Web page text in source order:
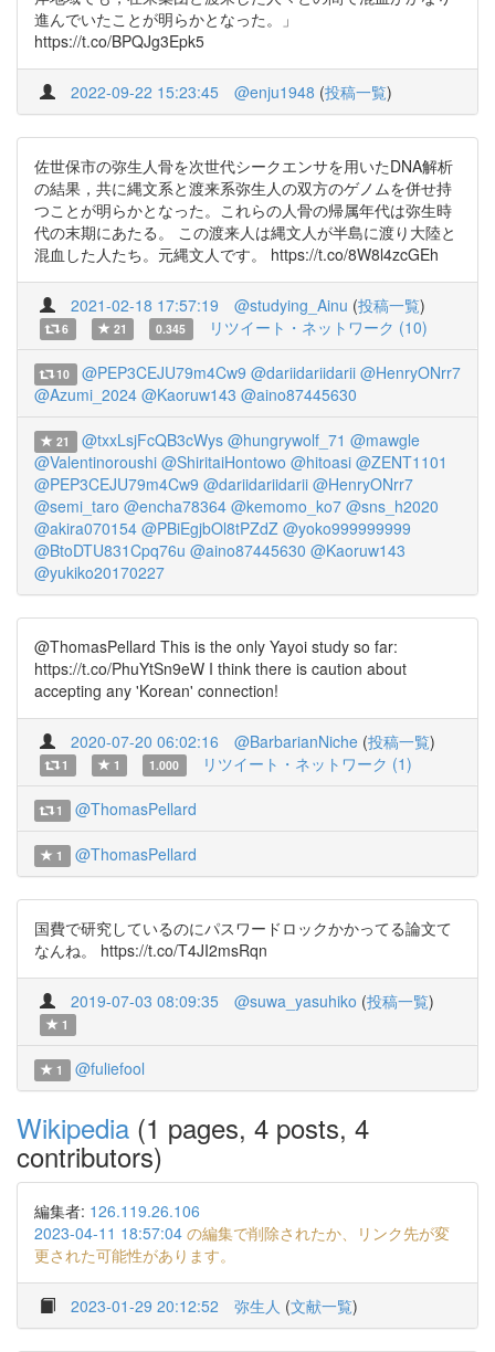
進んでいたことが明らかとなった。」
https://t.co/BPQJg3Epk5
2022-09-22 15:23:45 @enju1948 (投稿一覧)
佐世保市の弥生人骨を次世代シークエンサを用いたDNA解析
の結果，共に縄文系と渡来系弥生人の双方のゲノムを併せ持
つことが明らかとなった。これらの人骨の帰属年代は弥生時
代の末期にあたる。 この渡来人は縄文人が半島に渡り大陸と
混血した人たち。元縄文人です。 https://t.co/8W8l4zcGEh
2021-02-18 17:57:19 @studying_Ainu (投稿一覧)
6 21 0.345 リツイート・ネットワーク (10)
10 @PEP3CEJU79m4Cw9 @dariidariidarii @HenryONrr7
@Azumi_2024 @Kaoruw143 @aino87445630
21 @txxLsjFcQB3cWys @hungrywolf_71 @mawgle
@Valentinoroushi @ShiritaiHontowo @hitoasi @ZENT1101
@PEP3CEJU79m4Cw9 @dariidariidarii @HenryONrr7
@semi_taro @encha78364 @kemomo_ko7 @sns_h2020
@akira070154 @PBiEgjbOl8tPZdZ @yoko999999999
@BtoDTU831Cpq76u @aino87445630 @Kaoruw143
@yukiko20170227
@ThomasPellard This is the only Yayoi study so far:
https://t.co/PhuYtSn9eW I think there is caution about
accepting any 'Korean' connection!
2020-07-20 06:02:16 @BarbarianNiche (投稿一覧)
1 1 1.000 リツイート・ネットワーク (1)
1 @ThomasPellard
1 @ThomasPellard
国費で研究しているのにパスワードロックかかってる論文て
なんね。 https://t.co/T4JI2msRqn
2019-07-03 08:09:35 @suwa_yasuhiko (投稿一覧)
1
1 @fuliefool
Wikipedia (1 pages, 4 posts, 4
contributors)
編集者: 126.119.26.106
2023-04-11 18:57:04 の編集で削除されたか、リンク先が変
更された可能性があります。
2023-01-29 20:12:52 弥生人 (文献一覧)